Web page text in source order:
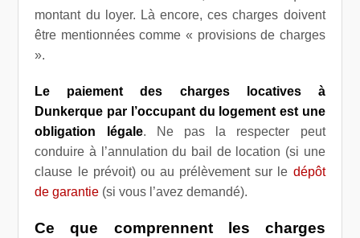
montant du loyer. Là encore, ces charges doivent
être mentionnées comme « provisions de charges
».
Le paiement des charges locatives à
Dunkerque par l’occupant du logement est une
obligation légale. Ne pas la respecter peut
conduire à l’annulation du bail de location (si une
clause le prévoit) ou au prélèvement sur le dépôt
de garantie (si vous l’avez demandé).
Ce que comprennent les charges